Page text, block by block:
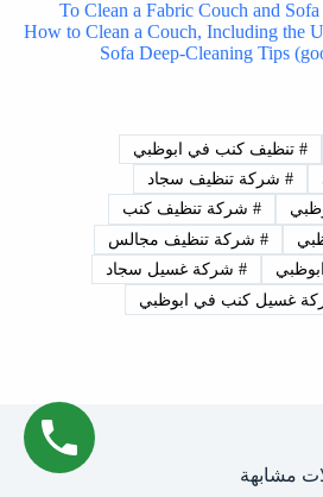
To Clean a Fabric Couch and
How to Clean a Couch, Including the
Sofa Deep-Cleaning Tips
#تنظيف كنب في ابوظبي
#شركة تنظيف سجاد
#شركة تنظيف كنب
#شركة تنظيف مجالس
#شركة غسيل سجاد
غسيل كنب في ابوظبي
مشابهة